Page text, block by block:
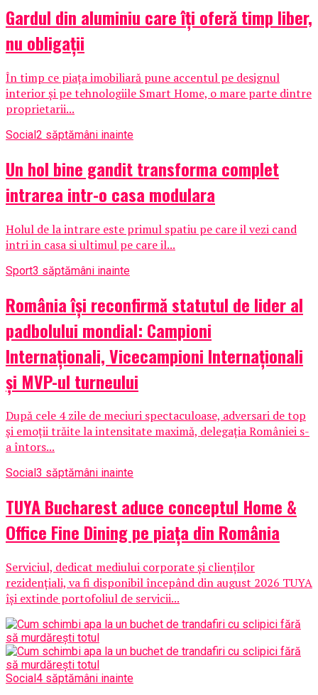
Gardul din aluminiu care îți oferă timp liber,
nu obligații
În timp ce piața imobiliară pune accentul pe designul
interior și pe tehnologiile Smart Home, o mare parte dintre
proprietarii...
Social2 săptămâni inainte
Un hol bine gandit transforma complet
intrarea intr-o casa modulara
Holul de la intrare este primul spatiu pe care il vezi cand
intri in casa si ultimul pe care il...
Sport3 săptămâni inainte
România își reconfirmă statutul de lider al
padbolului mondial: Campioni
Internaționali, Vicecampioni Internaționali
și MVP-ul turneului
După cele 4 zile de meciuri spectaculoase, adversari de top
și emoții trăite la intensitate maximă, delegația României s-
a întors...
Social 3 săptămâni inainte
TUYA Bucharest aduce conceptul Home &
Office Fine Dining pe piața din România
Serviciul, dedicat mediului corporate și clienților
rezidențiali, va fi disponibil începând din august 2026 TUYA
își extinde portofoliul de servicii...
Social 4 săptămâni inainte